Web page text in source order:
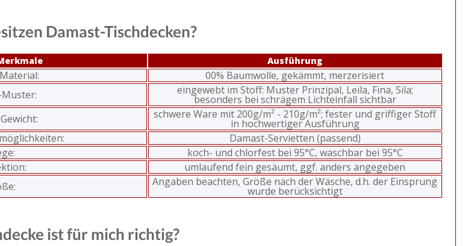
Damast-Tischdecken?
Ausführung
00% Baumwolle, gekämmt, merzerisiert
eingewebt im Stoff: Muster Prinzipal, Leila, Fina, Sila;
besonders bei schrägem Lichteinfall sichtbar
schwere Ware mit 200g/m² - 210g/m²; fester und griffiger Stoff
in hochwertiger Ausführung
Damast-Servietten (passend)
koch- und chlorfest bei 95°C, waschbar bei 95°C
umlaufend fein gesäumt, ggf. anders angegeben
Angaben beachten, Größe nach der Wäsche, d.h. der Einsprung
wurde berücksichtigt
ist für mich richtig?